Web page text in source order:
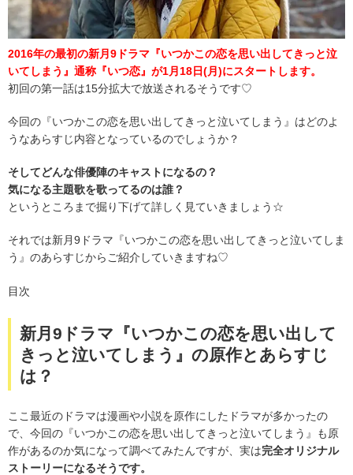
2016年の最初の新月9ドラマ『いつかこの恋を思い出してきっと泣
いてしまう』通称『いつ恋』が1月18日(月)にスタートします。
初回の第一話は15分拡大で放送されるそうです♡
今回の『いつかこの恋を思い出してきっと泣いてしまう』はどのよ
うなあらすじ内容となっているのでしょうか？
そしてどんな俳優陣のキャストになるの？
気になる主題歌を歌ってるのは誰？
というところまで掘り下げて詳しく見ていきましょう☆
それでは新月9ドラマ『いつかこの恋を思い出してきっと泣いてしま
う』のあらすじからご紹介していきますね♡
目次
新月9ドラマ『いつかこの恋を思い出して
きっと泣いてしまう』の原作とあらすじ
は？
ここ最近のドラマは漫画や小説を原作にしたドラマが多かったの
で、今回の『いつかこの恋を思い出してきっと泣いてしまう』も原
作があるのか気になって調べてみたんですが、実は完全オリジナル
ストーリーになるそうです。